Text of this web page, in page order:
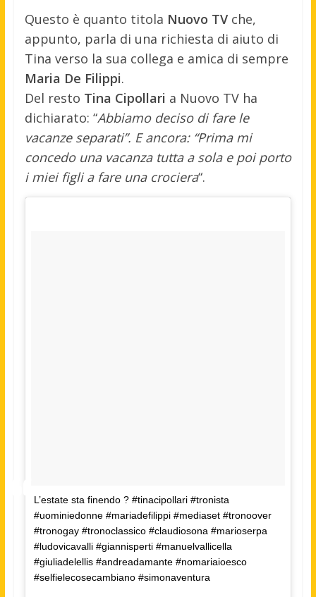
Questo è quanto titola Nuovo TVche,
appunto, parla di una richiesta di aiuto di
Tina verso la sua collega e amica di sempre
Maria De Filippi.
Del resto Tina Cipollari a Nuovo TV ha
dichiarato: “Abbiamo deciso di fare le
vacanze separati”. E ancora: “Prima mi
concedo una vacanza tutta a sola e poi porto
i miei figli a fare una crociera“.
L’estate sta finendo ? #tinacipollari #tronista
#uominiedonne #mariadefilippi #mediaset #tronoover
#tronogay #tronoclassico #claudiosona #marioserpa
#ludovicavalli #giannisperti #manuelvallicella
#giuliadelellis #andreadamante #nomariaioesco
#selfielecosecambiano #simonaventura